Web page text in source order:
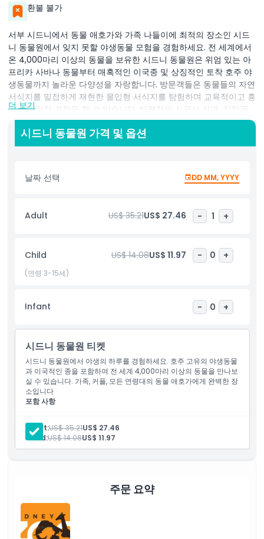
환불 불가
서부 시드니에서 동물 애호가와 가족 나들이에 최적의 장소인 시드
니 동물원에서 잊지 못할 야생동물 모험을 경험하세요. 전 세계에서
온 4,000마리 이상의 동물을 보유한 시드니 동물원은 위엄 있는 아
프리카 사바나 동물부터 매혹적인 이국종 및 상징적인 토착 호주 야
생동물까지 놀라운 다양성을 자랑합니다. 방문객들은 동물들의 자연
서식지를 밀접하게 재현한 몰입형 서식지를 탐험하며 교육적이고 흥
미로운 직접 경험을 할 수 있습니다. 매력적인 사육사 설명, 직접 동
물 체험, 그리고 유익한 전시를 통해 모든 연령대가 풍부한 하루를
보낼 수 있습니다. 서부 시드니 중심에 위치한 이 현대적이고 세계적
수준의 시설은 도시에서 손꼽히는 명소 중 하나로, 쉬운 접근성, 넉넉
학교 견학이든 시드니 동물원은 자연과 사람을 연결하는 탁월하고
지속 가능한 야생동물 체험을 제공합니다. 현지인과 관광객 모두에
가봐야 할 명소입니다. 시드니 최고의 동물원을 탐험하고 진정으로
야생적인 환경에서 소중한 추억을 만드실 기회를 놓치지 마세요.
하이라이트
아동 성인 정책
포함되지 않는 사항
적합하지 않은 대상
운영 시간
취소 정책
더 보기
시드니 동물원 가격 및 옵션
날짜 선택 DD MM, YYYY
Adult US$ 35.21US$ 27.46 - 1 +
Child US$ 14.08US$ 11.97 - 0 +
(연령 3-15세)
Infant - 0 +
시드니 동물원 티켓
시드니 동물원에서 야생의 하루를 경험하세요. 호주 고유의 야생동물
과 이국적인 종을 포함하여 전 세계 4,000마리 이상의 동물을 만나보
실 수 있습니다. 가족, 커플, 모든 연령대의 동물 애호가에게 완벽한 장
소입니다
포함 사항
주차
Adult:US$ 35.21US$ 27.46
Child:US$ 14.08US$ 11.97
주문 요약